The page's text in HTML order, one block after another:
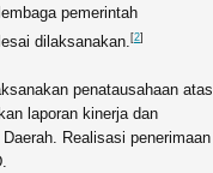
pemerintah
dilaksanakan. [2]
penatausahaan atas
laporan kinerja dan
Realisasi penerimaan